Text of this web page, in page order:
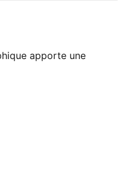
apporte une
dans un tissu
il t’offre de l’aisance
un outfit quotidien. À
de 20 % de coton